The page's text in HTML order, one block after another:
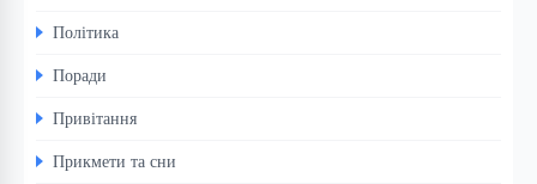
Політика
Поради
Привітання
Прикмети та сни